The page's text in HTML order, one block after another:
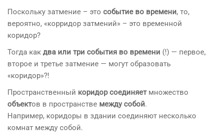
Поскольку затмение – это событие во времени, то,
вероятно, «корридор затмений» – это временной
коридор?
Тогда как два или три события во времени (!) — первое,
второе и третье затмение — могут образовать
«коридор»?!
Пространственный коридор соединяетмножество
объектов в пространстве между собой.
Например, коридоры в здании соединяют несколько
комнат между собой.